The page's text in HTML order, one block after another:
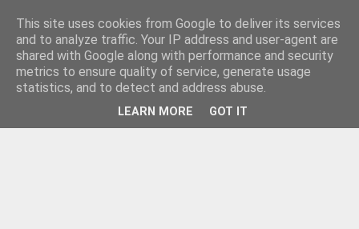
This site uses cookies from Google to deliver its services
and to analyze traffic. Your IP address and user-agent are
shared with Google along with performance and security
metrics to ensure quality of service, generate usage
statistics, and to detect and address abuse.
LEARN MORE GOT IT